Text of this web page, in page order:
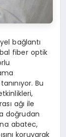
bağlantı
fiber optik
Bu
ağı ile
doğrudan
abatec,
koruyarak